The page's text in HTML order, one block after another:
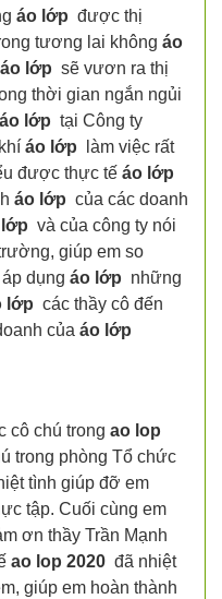
áo lớp được thị
tương lai không áo
áo lớp sẽ vươn ra thị
thời gian ngắn ngủi
áo lớp tại Công ty
áo lớp
làm việc rất
được thực tế áo lớp
áo lớp của các doanh
và của công ty nói
giúp em so
dụng áo lớp những
lớp các thầy cô đến
của áo lớp
cô chú trong ao lop
trong phòng Tổ chức
tình giúp đỡ em
tập. Cuối cùng em
ơn thầy Trần Mạnh
ao lop 2020 đã nhiệt
giúp em hoàn thành